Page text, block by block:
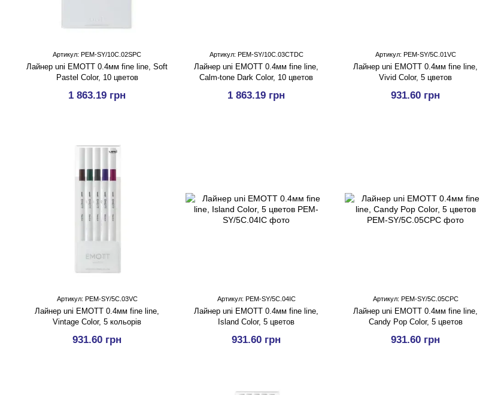
Артикул: PEM-SY/10C.02SPC
Лайнер uni EMOTT 0.4мм fine line, Soft
Pastel Color, 10 цветов
1 863.19 грн
Артикул: PEM-SY/10C.03CTDC
Лайнер uni EMOTT 0.4мм fine line,
Calm-tone Dark Color, 10 цветов
1 863.19 грн
Артикул: PEM-SY/5C.01VC
Лайнер uni EMOTT 0.4мм fine line,
Vivid Color, 5 цветов
931.60 грн
Артикул: PEM-SY/5C.03VC
Лайнер uni EMOTT 0.4мм fine line,
Vintage Color, 5 кольорів
931.60 грн
Артикул: PEM-SY/5C.04IC
Лайнер uni EMOTT 0.4мм fine line,
Island Color, 5 цветов
931.60 грн
Артикул: PEM-SY/5C.05CPC
Лайнер uni EMOTT 0.4мм fine line,
Candy Pop Color, 5 цветов
931.60 грн